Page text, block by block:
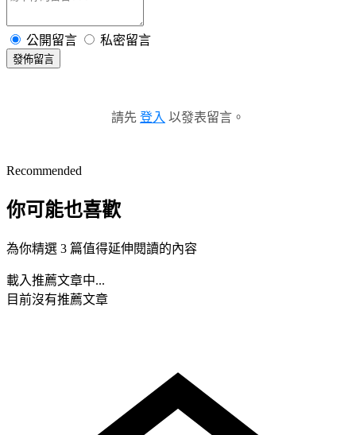
公開留言 私密留言
發佈留言
請先 登入 以發表留言。
Recommended
你可能也喜歡
為你精選 3 篇值得延伸閱讀的內容
載入推薦文章中...
目前沒有推薦文章